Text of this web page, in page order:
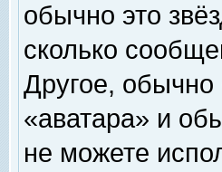
обычно это
сколько
Другое, обычно
«аватара» и
не можете